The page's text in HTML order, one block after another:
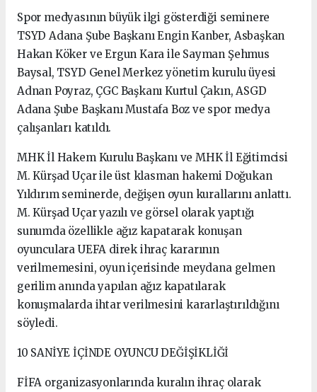
Spor medyasının büyük ilgi gösterdiği seminere
TSYD Adana Şube Başkanı Engin Kanber, Asbaşkan
Hakan Köker ve Ergun Kara ile Sayman Şehmus
Baysal, TSYD Genel Merkez yönetim kurulu üyesi
Adnan Poyraz, ÇGC Başkanı Kurtul Çakın, ASGD
Adana Şube Başkanı Mustafa Boz ve spor medya
çalışanları katıldı.
MHK İl Hakem Kurulu Başkanı ve MHK İl Eğitimcisi
M. Kürşad Uçar ile üst klasman hakemi Doğukan
Yıldırım seminerde, değişen oyun kurallarını anlattı.
M. Kürşad Uçar yazılı ve görsel olarak yaptığı
sunumda özellikle ağız kapatarak konuşan
oyunculara UEFA direk ihraç kararının
verilmemesini, oyun içerisinde meydana gelmen
gerilim anında yapılan ağız kapatılarak
konuşmalarda ihtar verilmesini kararlaştırıldığını
söyledi.
10 SANİYE İÇİNDE OYUNCU DEĞİŞİKLİĞİ
FİFA organizasyonlarında kuralın ihraç olarak